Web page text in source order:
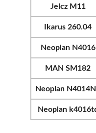
Jelcz M11
Ikarus 260.04
Neoplan N4016
MAN SM182
Neoplan
Neoplan